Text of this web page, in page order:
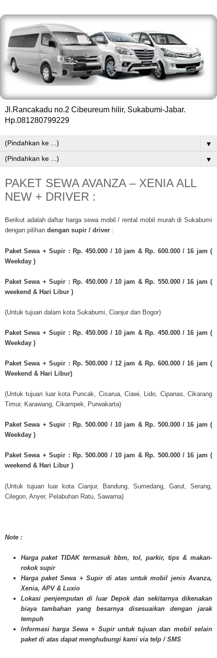
Jl.Rancakadu no.2 Cibeureum hilir, Sukabumi-Jabar.
Hp.081280799229
▼
▼
PAKET SEWA AVANZA – XENIA ALL
NEW + DRIVER :
Berikut adalah daftar harga sewa mobil / rental mobil murah di Sukabumi
dengan pilihan dengan supir / driver :
Paket Sewa + Supir : Rp. 450.000 / 10 jam & Rp. 600.000 / 16 jam (
Weekday )
Paket Sewa + Supir : Rp. 450.000 / 10 jam & Rp. 550.000 / 16 jam (
weekend & Hari Libur )
(Untuk tujuan dalam kota Sukabumi, Cianjur dan Bogor)
Paket Sewa + Supir : Rp. 450.000 / 10 jam & Rp. 450.000 / 16 jam (
Weekday )
Paket Sewa + Supir : Rp. 500.000 / 12 jam & Rp. 600.000 / 16 jam (
Weekend & Hari Libur)
(Untuk tujuan luar kota Puncak, Cisarua, Ciawi, Lido, Cipanas, Cikarang
Timur, Karawang, Cikampek, Purwakarta)
Paket Sewa + Supir : Rp. 500.000 / 10 jam & Rp. 500.000 / 16 jam (
Weekday )
Paket Sewa + Supir : Rp. 500.000 / 10 jam & Rp. 500.000 / 16 jam (
weekend & Hari Libur )
(Untuk tujuan luar kota Cianjur, Bandung, Sumedang, Garut, Serang,
Cilegon, Anyer, Pelabuhan Ratu, Sawarna)
Note :
Harga paket TIDAK termasuk bbm, tol, parkir, tips & makan-
rokok supir
Harga paket Sewa + Supir di atas untuk mobil jenis Avanza,
Xenia, APV & Luxio
Lokasi penjemputan di luar Depok dan sekitarnya dikenakan
biaya tambahan yang besarnya disesuaikan dengan jarak
tempuh
Informasi harga Sewa + Supir untuk tujuan dan mobil selain
paket di atas dapat menghubungi kami via telp / SMS